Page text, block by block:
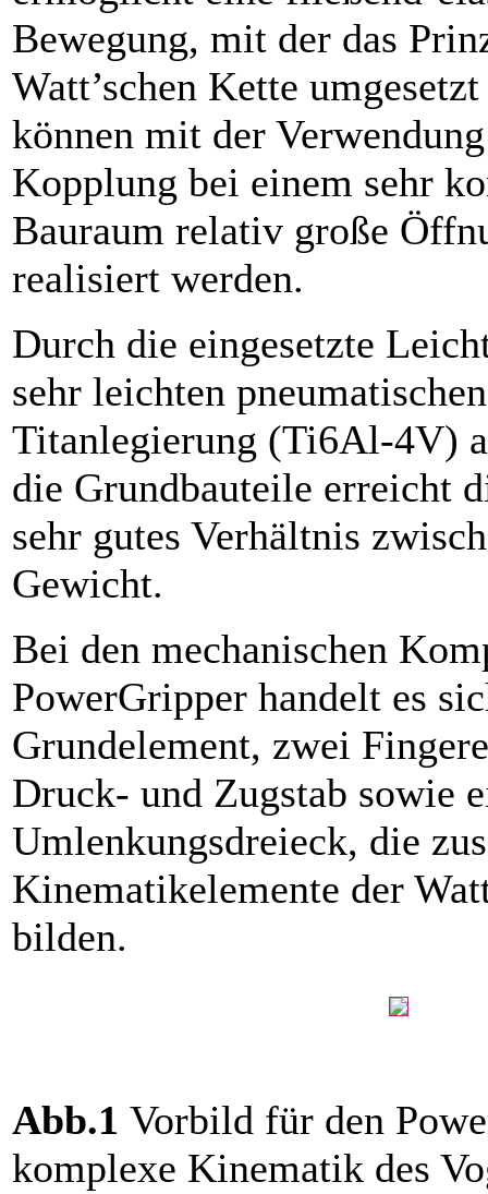
Bewegung, mit der das
Watt’schen Kette
können mit der
Kopplung bei einem sehr
Bauraum relativ große
realisiert werden.
Durch die eingesetzte
sehr leichten
Titanlegierung (Ti6Al-4V)
die Grundbauteile erreicht
sehr gutes Verhältnis
Gewicht.
Bei den mechanischen
PowerGripper handelt es
Grundelement, zwei
Druck- und Zugstab sowie
Umlenkungsdreieck, die
Kinematikelemente der
bilden.
Abb.1 Vorbild für den
komplexe ­Kinematik des